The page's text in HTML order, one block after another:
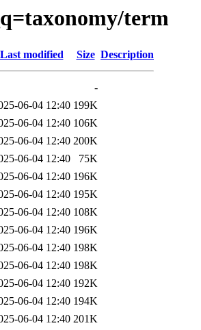
term
Last modified Size Description
-
06-04 12:40 199K
06-04 12:40 106K
06-04 12:40 200K
06-04 12:40
75K
06-04 12:40 196K
06-04 12:40 195K
06-04 12:40 108K
06-04 12:40 196K
06-04 12:40 198K
06-04 12:40 198K
06-04 12:40 192K
06-04 12:40 194K
06-04 12:40 201K